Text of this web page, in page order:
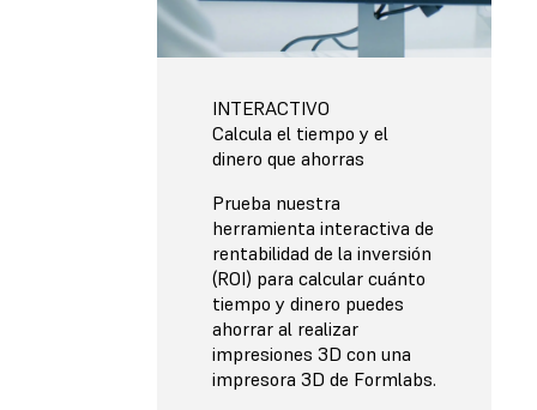
INTERACTIVO
Calcula el tiempo y el
dinero que ahorras
Prueba nuestra
herramienta interactiva de
rentabilidad de la inversión
(ROI) para calcular cuánto
tiempo y dinero puedes
ahorrar al realizar
impresiones 3D con una
impresora 3D de Formlabs.